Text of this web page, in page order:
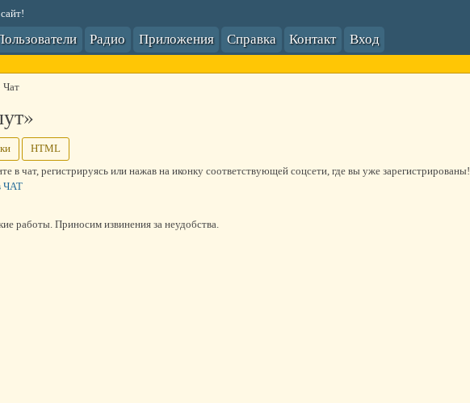
Радио Приложения Справка Контакт Вход
Чат
HTML
в чат, регистрируясь или нажав на иконку соответствующей соцсети, где вы уже зарегистрированы!
ЧАТ